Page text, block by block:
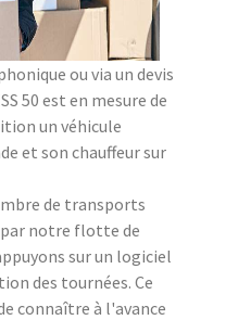
ou via un devis
50 est en mesure de
un véhicule
et son chauffeur sur
de transports
notre flotte de
sur un logiciel
des tournées. Ce
connaître à l'avance